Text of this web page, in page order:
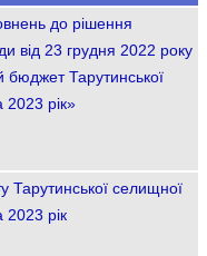
до рішення
від 23 грудня 2022 року
Тарутинської
2023 рік»
Тарутинської селищної
2023 рік